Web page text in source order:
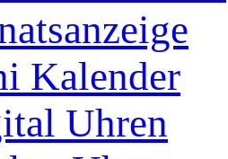
Kalender
Uhren